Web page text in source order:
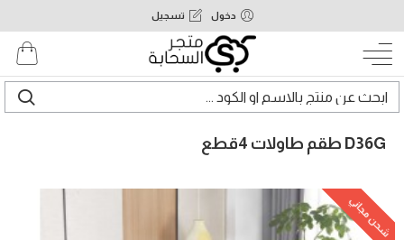
دخول تسجيل
D36G طقم طاولات 4قطع
شحن مجاني